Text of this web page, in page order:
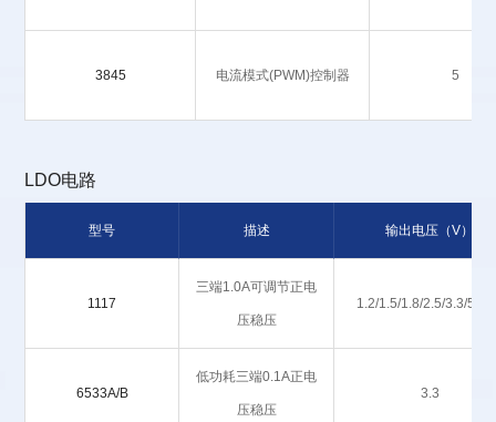
3845 电流模式(PWM)控制器 5
LDO电路
型号 描述 输出电压（V）
1117
三端1.0A可调节正电
压稳压
1.2/1.5/1.8/2.5/3.3/5/
6533A/B
低功耗三端0.1A正电
压稳压
3.3